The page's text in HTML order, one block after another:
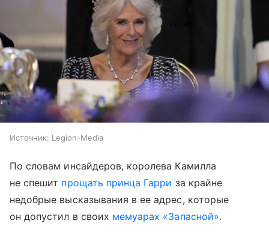
Источник: Legion-Media
По словам инсайдеров, королева Камилла
не спешит прощать принца Гарри за крайне
недобрые высказывания в ее адрес, которые
он допустил в своих мемуарах «Запасной».